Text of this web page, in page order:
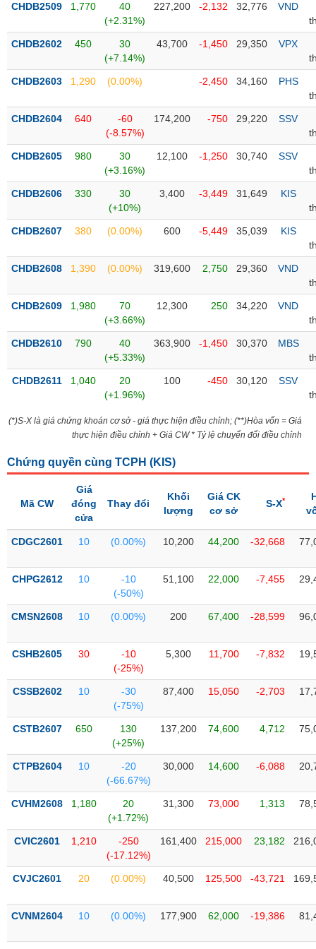
thái
phiếu
mô
thị
Niêm
Niêm
mới
yết
sung
niêm
yết
Theo
dõi
biệt
ký
Danh
phiếu
tiết
quan
dịch
chính
tích
thuật
sơ
doanh
Tin
CHDB2509 1,770
40
(+2.31%)
227,200 -2,132 32,776
VND
CHDB2602 450
30
(+7.14%)
43,700 -1,450 29,350
VPX
CHDB2603 1,290 (0.00%) -2,450 34,160
PHS
CHDB2604 640
-60
(-8.57%)
174,200 -750 29,220
SSV
CHDB2605 980
30
(+3.16%)
12,100 -1,250 30,740
SSV
CHDB2606 330
30
(+10%)
3,400 -3,449 31,649
KIS
CHDB2607 380 (0.00%) 600 -5,449 35,039
KIS
CHDB2608 1,390 (0.00%) 319,600 2,750 29,360
VND
CHDB2609 1,980
70
(+3.66%)
12,300 250 34,220
VND
CHDB2610 790
40
(+5.33%)
363,900 -1,450 30,370
MBS
CHDB2611 1,040
20
(+1.96%)
100 -450 30,120
SSV
(*)S-X là giá chứng khoán cơ sở - giá thực hiện điều chỉnh; (**)Hòa vốn = Giá
thực hiện điều chỉnh + Giá CW * Tỷ lệ chuyển đổi điều chỉnh
Chứng quyền cùng TCPH (KIS)
Mã CW
Giá
đóng
cửa
Thay đổi
Khối
lượng
Giá CK
cơ sở
S-X*
CDGC2601 10 (0.00%) 10,200 44,200 -32,668
CHPG2612 10
-10
(-50%)
51,100 22,000 -7,455
CMSN2608 10 (0.00%) 200 67,400 -28,599
CSHB2605 30
-10
(-25%)
5,300 11,700 -7,832
CSSB2602 10
-30
(-75%)
87,400 15,050 -2,703
CSTB2607 650
130
(+25%)
137,200 74,600 4,712
CTPB2604 10
-20
(-66.67%)
30,000 14,600 -6,088
CVHM2608 1,180
20
(+1.72%)
31,300 73,000 1,313
CVIC2601 1,210
-250
(-17.12%)
161,400 215,000 23,182
CVJC2601 20 (0.00%) 40,500 125,500 -43,721
CVNM2604 10 (0.00%) 177,900 62,000 -19,386
NGÀNH
DOANH
NGHIỆP
PHIẾU
PHÁI
TRÁI
CÔNG
TƯ
XUẤT
LIỆU
MỚI
(-)
SECTOR
NĂNG
VẬT
CÔNG